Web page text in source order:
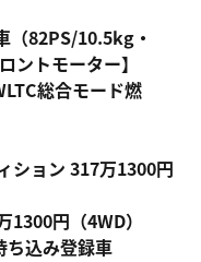
（82PS/10.5kg・
トモーター】
総合モード燃
ション 317万1300円
円（4WD）
込み登録車